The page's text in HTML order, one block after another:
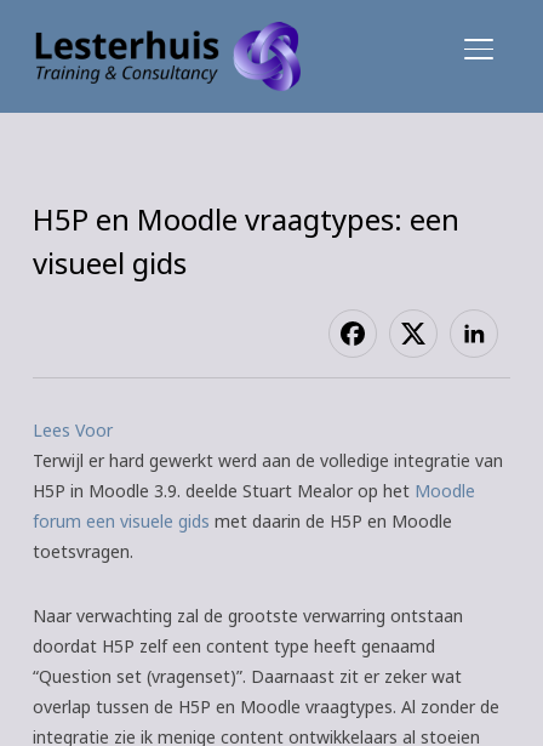
H5P en Moodle vraagtypes: een
visueel gids
Lees Voor
Terwijl er hard gewerkt werd aan de volledige integratie van
H5P in Moodle 3.9. deelde Stuart Mealor op het Moodle
forum een visuele gids met daarin de H5P en Moodle
toetsvragen.
Naar verwachting zal de grootste verwarring ontstaan
doordat H5P zelf een content type heeft genaamd
“Question set (vragenset)”. Daarnaast zit er zeker wat
overlap tussen de H5P en Moodle vraagtypes. Al zonder de
integratie zie ik menige content ontwikkelaars al stoeien